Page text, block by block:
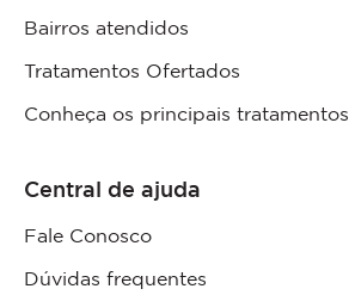
Bairros atendidos
Tratamentos Ofertados
Conheça os principais tratamentos
Central de ajuda
Fale Conosco
Dúvidas frequentes